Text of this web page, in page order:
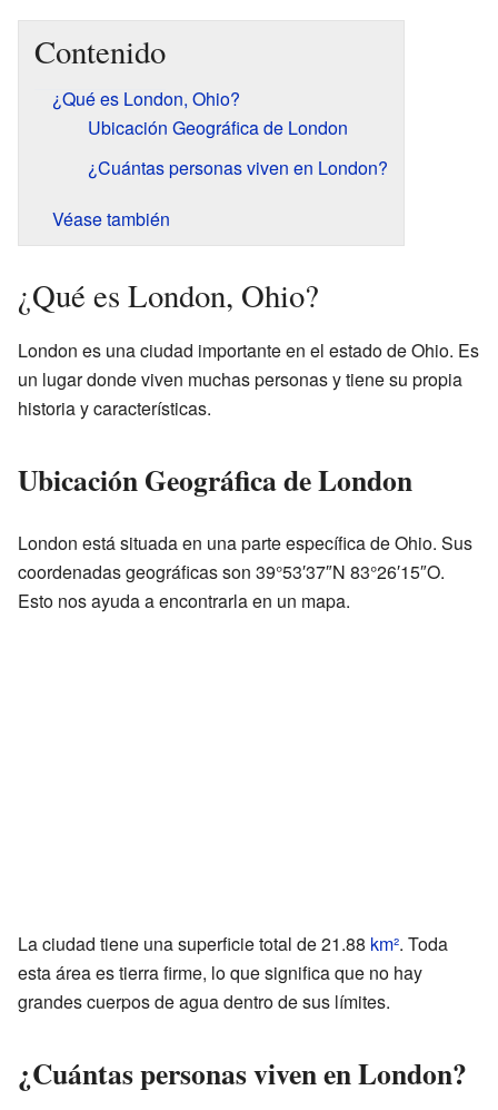
Contenido
¿Qué es London, Ohio?
Ubicación Geográfica de London
¿Cuántas personas viven en London?
Véase también
¿Qué es London, Ohio?
London es una ciudad importante en el estado de Ohio. Es
un lugar donde viven muchas personas y tiene su propia
historia y características.
Ubicación Geográfica de London
London está situada en una parte específica de Ohio. Sus
coordenadas geográficas son 39°53′37″N 83°26′15″O.
Esto nos ayuda a encontrarla en un mapa.
La ciudad tiene una superficie total de 21.88 km². Toda
esta área es tierra firme, lo que significa que no hay
grandes cuerpos de agua dentro de sus límites.
¿Cuántas personas viven en London?